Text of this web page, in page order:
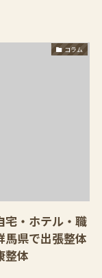
コラム
宅・ホテル・職
馬県で出張整体
整体